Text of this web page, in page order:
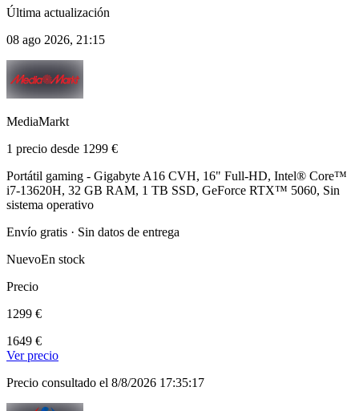
Última actualización
08 ago 2026, 21:15
MediaMarkt
1 precio desde 1299 €
Portátil gaming - Gigabyte A16 CVH, 16" Full-HD, Intel® Core™
i7-13620H, 32 GB RAM, 1 TB SSD, GeForce RTX™ 5060, Sin
sistema operativo
Envío gratis · Sin datos de entrega
NuevoEn stock
Precio
1299 €
1649 €
Ver precio
Precio consultado el 8/8/2026 17:35:17